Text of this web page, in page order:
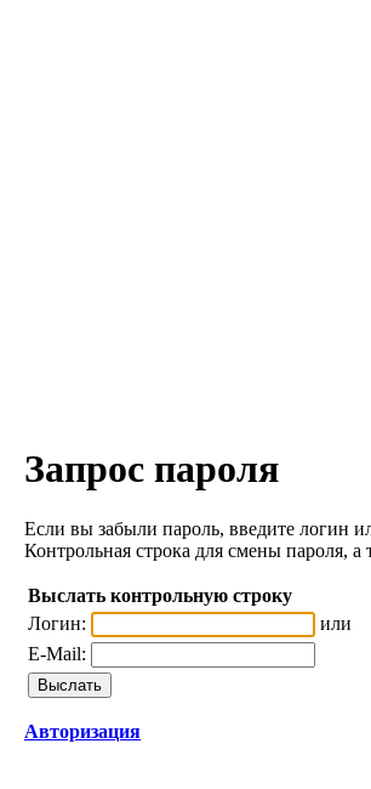
Запрос пароля
Если вы забыли пароль, введите логин
Контрольная строка для смены пароля,
Выслать контрольную строку
Логин:
или
E-Mail:
Авторизация